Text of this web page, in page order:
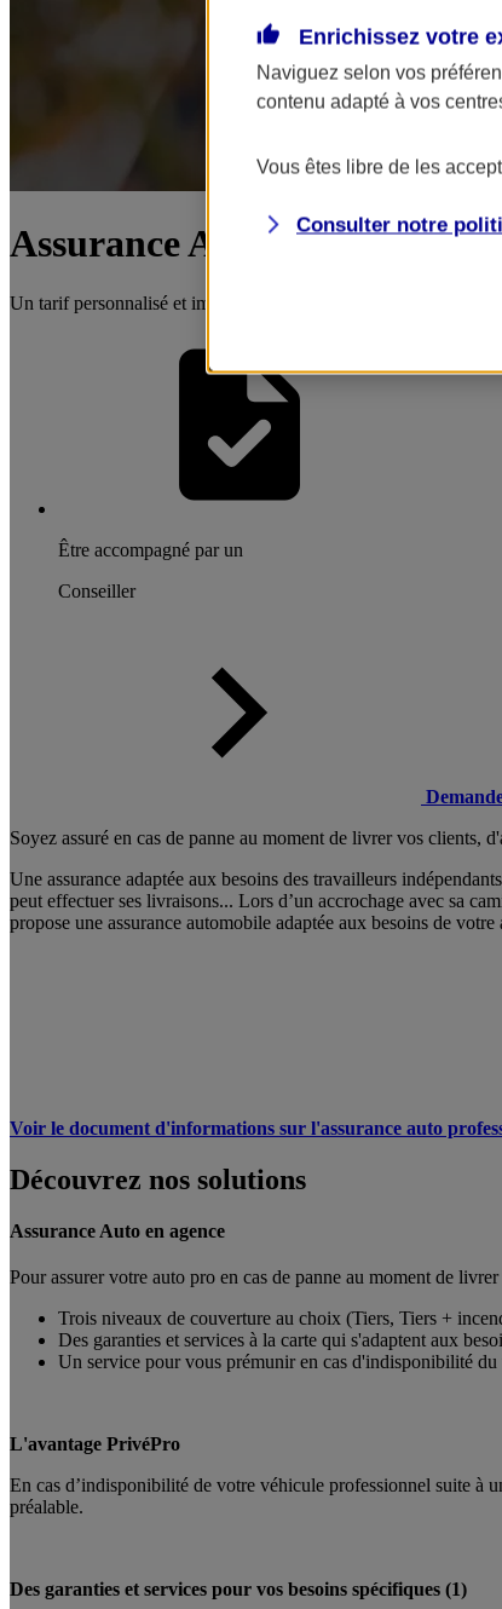
Assurance Auto
Un tarif personnalisé et immédiat, une offre modulable qui
Être accompagné par un
Conseiller
Soyez assuré en cas de panne au moment de livrer vos clients,
Une assurance adaptée aux besoins des travailleurs
peut effectuer ses livraisons... Lors d’un accrochage avec sa
propose une assurance automobile adaptée aux besoins de votre
Voir le document d'informations sur l'assurance auto
Découvrez nos solutions
Assurance Auto en agence
Pour assurer votre auto pro en cas de panne au moment de
Trois niveaux de couverture au choix (Tiers, Tiers +
Des garanties et services à la carte qui s'adaptent aux
Un service pour vous prémunir en cas d'indisponibilité
L'avantage PrivéPro
En cas d’indisponibilité de votre véhicule professionnel suite à
préalable.
Des garanties et services pour vos besoins spécifiques (1)
Enrichissez votre
Naviguez selon vos
contenu adapté à vos
Vous êtes libre de les
Consulter notre